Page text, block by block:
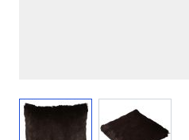
View larger imageView